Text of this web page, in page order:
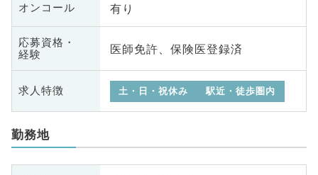
オンコール 有り
応募資格・
経験
医師免許、保険医登録済
求人特徴 土・日・祝休み 駅近・徒歩圏内
勤務地